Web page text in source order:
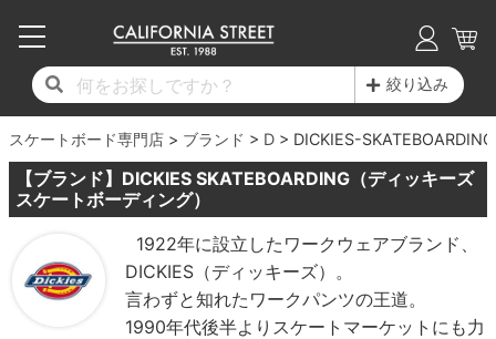
絞り込み
スケートボード専門店 ブランド D DICKIES-SKATEBOARDING
【ブランド】DICKIES SKATEBOARDING（ディッキーズ
スケートボーディング）
1922年に設立したワークウェアブランド、
DICKIES（ディッキーズ）。
言わずと知れたワークパンツの王道。
1990年代後半よりスケートマーケットにも力
17時までのご注文は当日発送！
11,000円以上で送料無料！
毎月1日はポイント5倍！10日と20日は3倍！
コンプリートセット（完成品）
17時までのご注文は当日発送！
11,000円以上で送料無料！
毎月1日はポイント5倍！10日と20日は3倍！
デッキ新着一覧
デッキブランド一覧（全てのデッキ）
サイズからデッキを選ぶ
子供用デッキ
7.0inch以下
7.2inch
17時までのご注文は当日発送！
11,000円以上で送料無料！
毎月1日はポイント5倍！10日と20日は3倍！
トラック新着一覧
トラックブランド一覧（全てのトラック）
適合デッキサイズから選ぶ
7.0inch以下
7.2inch
7.3inch
17時までのご注文は当日発送！
11,000円以上で送料無料！
毎月1日はポイント5倍！10日と20日は3倍！
ウィール新着一覧
ウィールブランド一覧（全てのウィール）
ウィールをサイズから選ぶ
50mm
51mm
52mm
17時までのご注文は当日発送！
11,000円以上で送料無料！
毎月1日はポイント5倍！10日と20日は3倍！
シューズ新着一覧
シューズブランド一覧
シューズをサイズから選ぶ
20cm
21cm
22cm
17時までのご注文は当日発送！
11,000円以上で送料無料！
毎月1日はポイント5倍！10日と20日は3倍！
Tシャツ
ロングスリーブTシャツ
ジャケット
17時までのご注文は当日発送！
11,000円以上で送料無料！
毎月1日はポイント5倍！10日と20日は3倍！
最新ブログ一覧
17時までのご注文は当日発送！
11,000円以上で送料無料！
毎月1日はポイント5倍！10日と20日は3倍！
初心者の方へ
17時までのご注文は当日発送！
11,000円以上で送料無料！
毎月1日はポイント5倍！10日と20日は3倍！
店舗情報
ショップライダー紹介
スタッフ紹介